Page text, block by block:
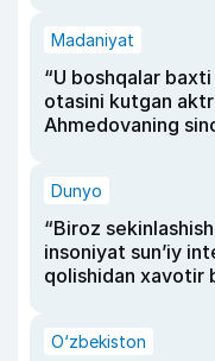
Madaniyat
“U boshqalar
otasini kutgan
Ahmedovaning
Dunyo
“Biroz
insoniyat sun’iy
qolishidan xavotir
O‘zbekiston